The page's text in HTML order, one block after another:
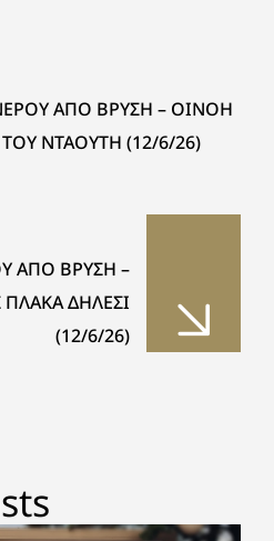
ΑΠΟ ΒΡΥΣΗ – ΟΙΝΟΗ
ΤΟΥ ΝΤΑΟΥΤΗ (12/6/26)
ΑΠΟ ΒΡΥΣΗ –
ΔΗΛΕΣΙ
(12/6/26)